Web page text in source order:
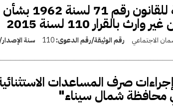
تعديل اللائحة
110 لسنة 2015
الاجتماعي رقم الوثيقة/رقم الدعوى:110 سنة
صرف المساعدات
محافظة شمال سيناء"